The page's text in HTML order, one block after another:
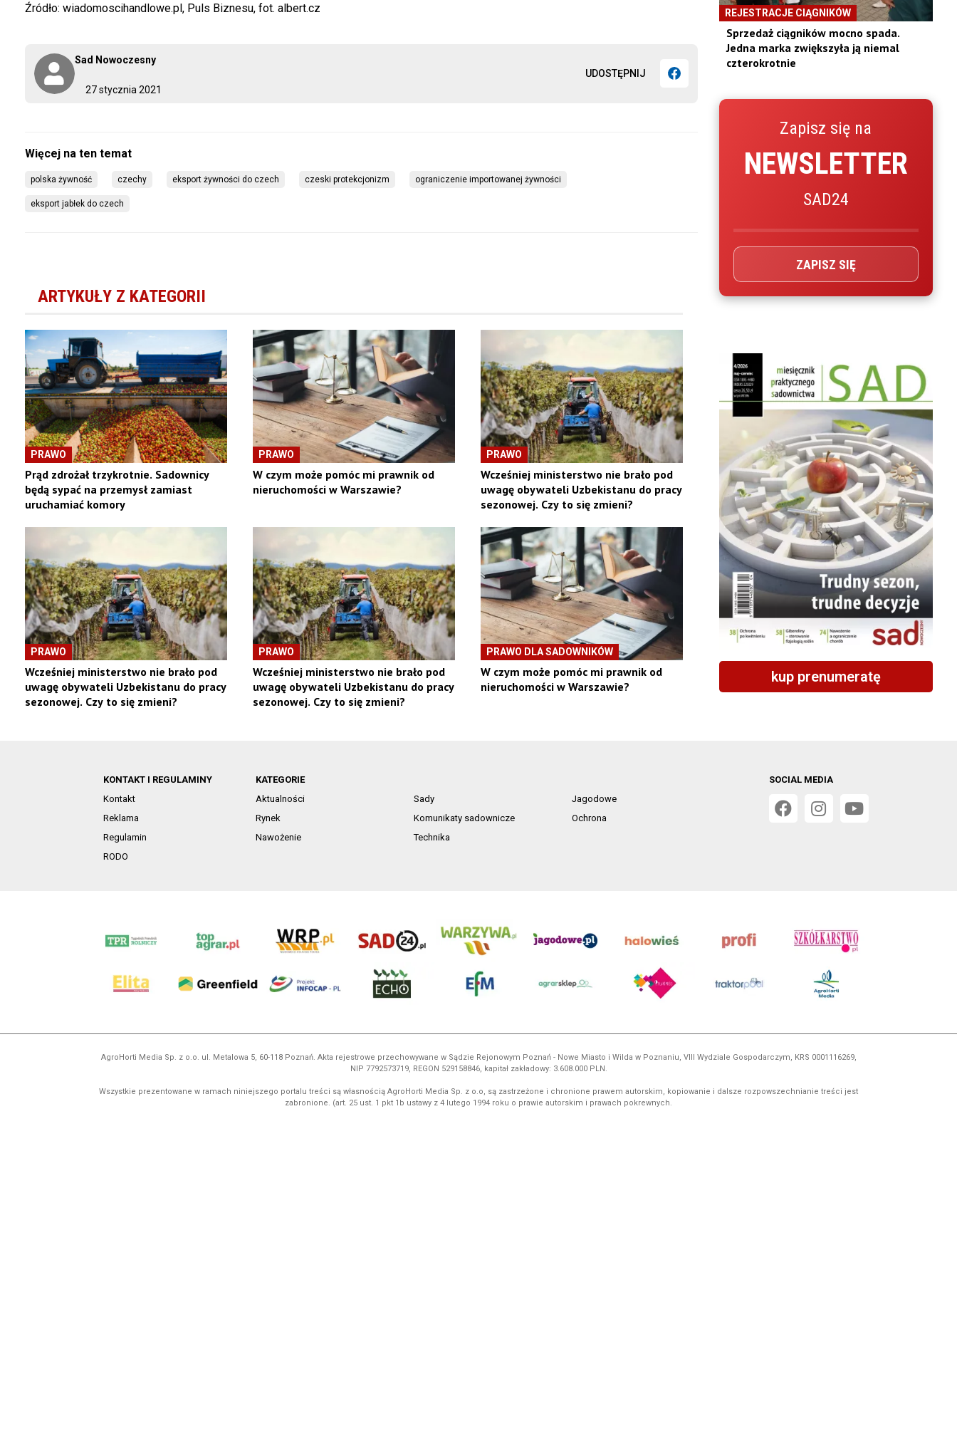
27 stycznia 2021
Sad Nowoczesny
UDOSTĘPNIJ
Źródło: wiadomoscihandlowe.pl, Puls Biznesu, fot. albert.cz
polska żywność czechy eksport żywności do czech czeski protekcjonizm ograniczenie importowanej żywności
eksport jabłek do czech
ARTYKUŁY Z KATEGORII
PRAWO
Prąd zdrożał trzykrotnie. Sadownicy
będą sypać na przemysł zamiast
uruchamiać komory
PRAWO
W czym może pomóc mi prawnik od
nieruchomości w Warszawie?
PRAWO
Wcześniej ministerstwo nie brało pod
uwagę obywateli Uzbekistanu do pracy
sezonowej. Czy to się zmieni?
PRAWO
Wcześniej ministerstwo nie brało pod
uwagę obywateli Uzbekistanu do pracy
sezonowej. Czy to się zmieni?
PRAWO
Wcześniej ministerstwo nie brało pod
uwagę obywateli Uzbekistanu do pracy
sezonowej. Czy to się zmieni?
PRAWO DLA SADOWNIKÓW
W czym może pomóc mi prawnik od
nieruchomości w Warszawie?
REJESTRACJE CIĄGNIKÓW
Sprzedaż ciągników mocno spada.
Jedna marka zwiększyła ją niemal
czterokrotnie
Zapisz się na
NEWSLETTER
SAD24
ZAPISZ SIĘ
kup prenumeratę
KONTAKT I REGULAMINY
Kontakt
Reklama
Regulamin
RODO
KATEGORIE
Aktualności
Sady
Jagodowe
Rynek
Komunikaty sadownicze
Ochrona
Nawożenie
Technika
SOCIAL MEDIA
AgroHorti Media Sp. z o.o. ul. Metalowa 5, 60-118 Poznań. Akta rejestrowe przechowywane w Sądzie Rejonowym Poznań - Nowe Miasto i Wilda w Poznaniu, VIII Wydziale Gospodarczym, KRS 0001116269,
NIP 7792573719, REGON 529158846, kapitał zakładowy: 3.608.000 PLN.
Wszystkie prezentowane w ramach niniejszego portalu treści są własnością AgroHorti Media Sp. z o.o, są zastrzeżone i chronione prawem autorskim, kopiowanie i dalsze rozpowszechnianie treści jest
zabronione. (art. 25 ust. 1 pkt 1b ustawy z 4 lutego 1994 roku o prawie autorskim i prawach pokrewnych.